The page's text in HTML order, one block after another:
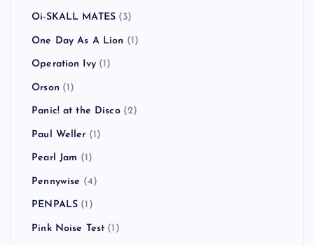
Oi-SKALL MATES (3)
One Day As A Lion (1)
Operation Ivy(1)
Orson (1)
Panic! at the Disco(2)
Paul Weller (1)
Pearl Jam (1)
Pennywise (4)
PENPALS (1)
Pink Noise Test (1)